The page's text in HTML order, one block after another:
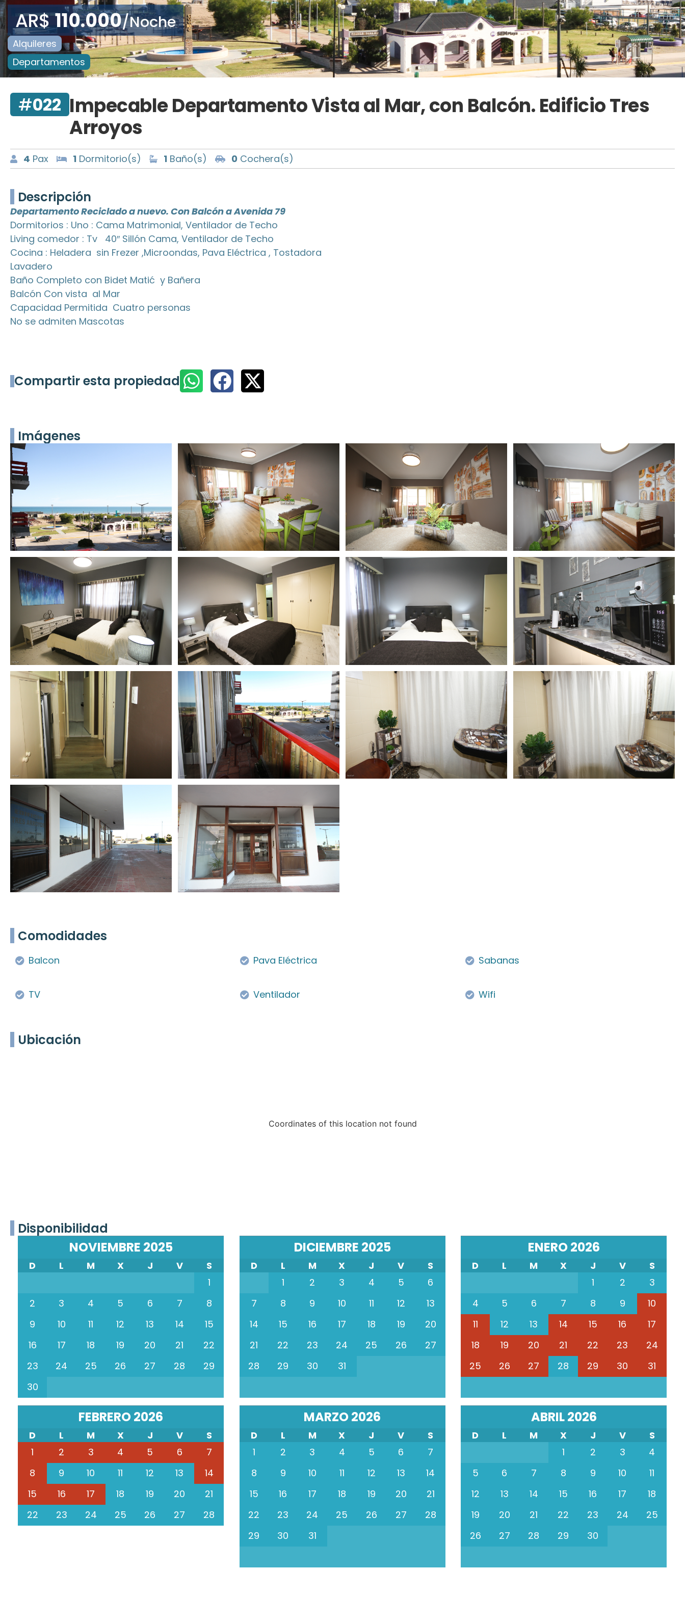
AR$110.000/Noche
Alquileres
Departamentos
#022 Impecable Departamento Vista al Mar, con Balcón. Edificio Tres
Arroyos
4 Pax 1 Dormitorio(s) 1 Baño(s) 0 Cochera(s)
Descripción
Departamento Reciclado a nuevo. Con Balcón a Avenida 79
Dormitorios : Uno : Cama Matrimonial, Ventilador de Techo
Living comedor : Tv 40″ Sillón Cama, Ventilador de Techo
Cocina : Heladera sin Frezer ,Microondas, Pava Eléctrica , Tostadora
Lavadero
Baño Completo con Bidet Matić y Bañera
Balcón Con vista al Mar
Capacidad Permitida Cuatro personas
No se admiten Mascotas
Compartir esta propiedad
Imágenes
Comodidades
Balcon Pava Eléctrica Sabanas
TV Ventilador Wifi
Ubicación
Coordinates of this location not found
Disponibilidad
NOVIEMBRE 2025
D L M X J V
S
1
2
3 4 5 6 7
8
9
10 11 12 13 14
15
16
17 18 19 20 21
22
23
24 25 26 27 28
29
30
DICIEMBRE 2025
D L M X J V
S
1
2 3 4 5
6
7
8 9 10 11 12
13
14
15 16 17 18 19
20
21
22 23 24 25 26
27
28
29 30 31
ENERO 2026
D L M X J V
S
1
2
3
4
5 6 7 8 9
10
11
12 13 14 15 16
17
18
19 20 21 22 23
24
25
26 27 28 29 30 31
FEBRERO 2026
D L M X J V
S
1
2 3 4 5 6
7
8
9 10 11 12 13
14
15
16 17 18 19 20
21
22
23 24 25 26 27 28
MARZO 2026
D L M X J V
S
1
2 3 4 5 6
7
8
9 10 11 12 13
14
15
16 17 18 19 20
21
22
23 24 25 26 27
28
29
30 31
ABRIL 2026
D L M X J V
S
1
2 3
4
5
6 7 8 9 10
11
12
13 14 15 16 17
18
19
20 21 22 23 24
25
26
27 28 29 30